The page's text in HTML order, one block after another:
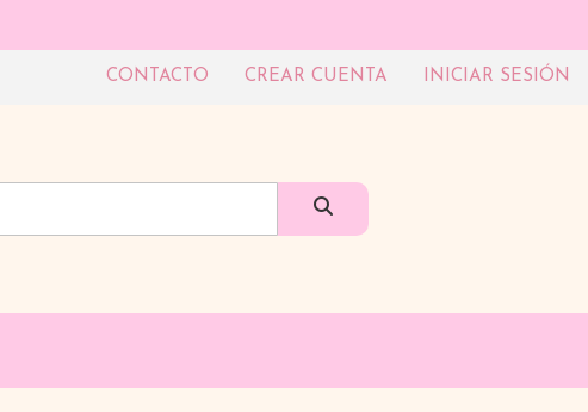
CONTACTO CREAR CUENTA INICIAR SESIÓN